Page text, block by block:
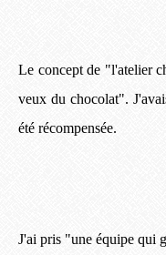
Le concept de "l'atelier
veux du chocolat".
été récompensée.
J'ai pris "une équipe qui